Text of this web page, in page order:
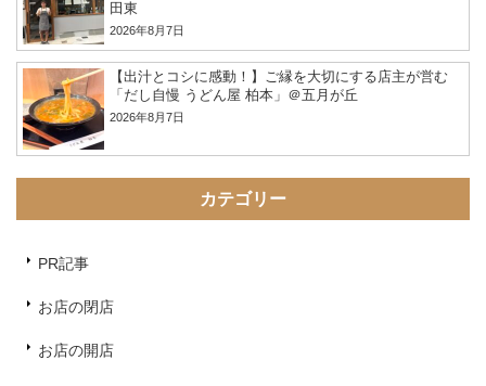
田東
2026年8月7日
【出汁とコシに感動！】ご縁を大切にする店主が営む
「だし自慢 うどん屋 柏本」＠五月が丘
2026年8月7日
カテゴリー
PR記事
お店の閉店
お店の開店